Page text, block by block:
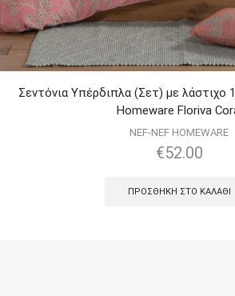
Σεντόνια Υπέρδιπλα (Σετ) με λάστιχο
Homeware Floriva
NEF-NEF HOMEWARE
€52.00
ΠΡΟΣΘΉΚΗ ΣΤΟ ΚΑΛΆΘΙ